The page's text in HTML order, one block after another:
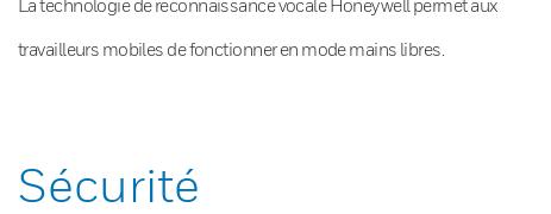
La technologie de reconnaissance vocale Honeywell permet aux
travailleurs mobiles de fonctionner en mode mains libres.
Sécurité